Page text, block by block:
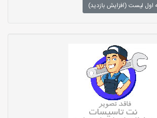
اول لیست (افزایش بازدید)